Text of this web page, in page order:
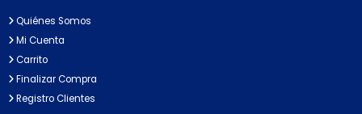
Quiénes Somos
Mi Cuenta
Carrito
Finalizar Compra
Registro Clientes